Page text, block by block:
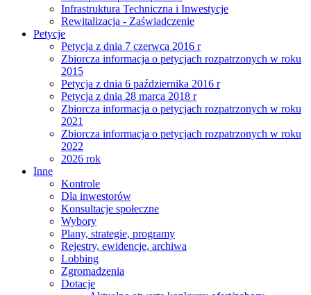
Infrastruktura Techniczna i Inwestycje
Rewitalizacja - Zaświadczenie
Petycje
Petycja z dnia 7 czerwca 2016 r
Zbiorcza informacja o petycjach rozpatrzonych w roku
2015
Petycja z dnia 6 października 2016 r
Petycja z dnia 28 marca 2018 r
Zbiorcza informacja o petycjach rozpatrzonych w roku
2021
Zbiorcza informacja o petycjach rozpatrzonych w roku
2022
2026 rok
Inne
Kontrole
Dla inwestorów
Konsultacje społeczne
Wybory
Plany, strategie, programy
Rejestry, ewidencje, archiwa
Lobbing
Zgromadzenia
Dotacje